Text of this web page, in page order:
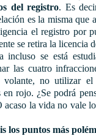
del registro. Es
es la misma que
el registro por
se retira la licencia
incluso se está
las cuatro
volante, no utilizar
en rojo. ¿Se podrá
la vida no vale
los puntos más